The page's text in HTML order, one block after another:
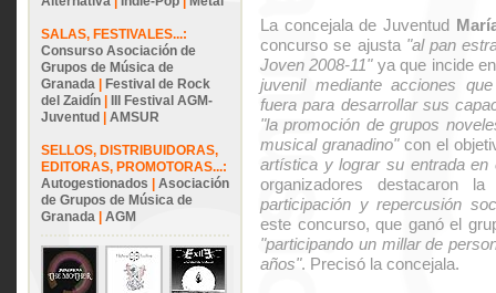
SALAS, FESTIVALES...:
Consurso Asociación de
Grupos de Música de
Granada
Festival de Rock
del Zaidín
III Festival AGM-
Juventud
AMSUR
SELLOS, DISTRIBUIDORAS,
EDITORAS, PROMOTORAS...:
Autogestionados
Asociación
de Grupos de Música de
Granada
AGM
La concejala de Juventud
concurso se ajusta "al pan
Joven 2008-11"ya que incide
juvenil mediante acciones
fuera para desarrollar sus
"la promoción de grupos
musical granadino"con el
artística y lograr su entrada en
organizadores destacaron
participación y repercusión
este concurso, que ganó el
"participando un millar de
años". Precisó la concejala.